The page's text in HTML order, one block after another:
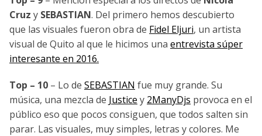
Cruz y SEBASTIAN. Del primero hemos descubierto
que las visuales fueron obra de Fidel Eljuri, un artista
visual de Quito al que le hicimos una entrevista súper
interesante en 2016.
Top – 10 – Lo de SEBASTIAN fue muy grande. Su
música, una mezcla de Justice y 2ManyDjs provoca en el
público eso que pocos consiguen, que todos salten sin
parar. Las visuales, muy simples, letras y colores. Me